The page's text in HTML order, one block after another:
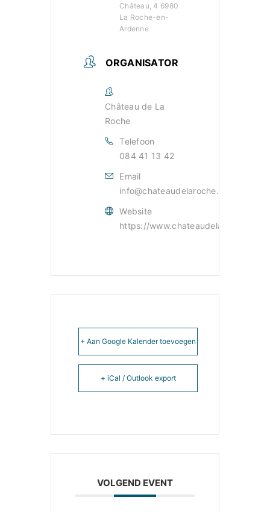
Château, 4 6980
La Roche-en-
Ardenne
ORGANISATOR
Château de La
Roche
Telefoon
084 41 13 42
Email
info@chateaudelaroche.be
Website
https://www.chateaudelaroche.be/
+ Aan Google Kalender toevoegen
+ iCal / Outlook export
VOLGEND EVENT